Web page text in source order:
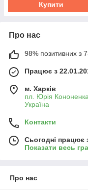
Купити
Про нас
98% позитивних з
Працює з
м. Харків
пл. Юрія
Україна
Контакти
Сьогодні працює
Показати весь
Про нас